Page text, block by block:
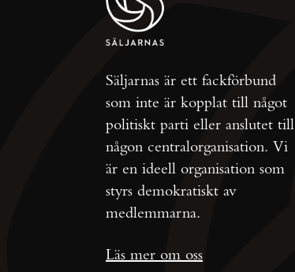
Säljarnas är ett fackförbund
som inte är kopplat till något
politiskt parti eller anslutet till
någon centralorganisation. Vi
är en ideell organisation som
styrs demokratiskt av
medlemmarna.
Läs mer om oss